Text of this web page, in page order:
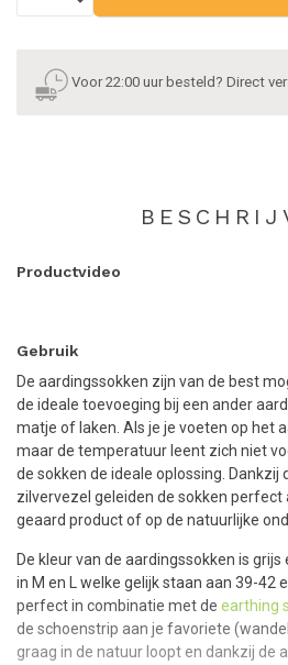
Voor 22:00 uur besteld? Direct
Productvideo
Gebruik
De aardingssokken zijn van de best
de ideale toevoeging bij een ander
matje of laken. Als je je voeten op het
maar de temperatuur leent zich niet
de sokken de ideale oplossing. Dankzij
zilvervezel geleiden de sokken perfect
geaard product of op de natuurlijke
De kleur van de aardingssokken is
in M en L welke gelijk staan aan 39-42
perfect in combinatie met de earthing
de schoenstrip aan je favoriete
graag in de natuur loopt en dankzij de